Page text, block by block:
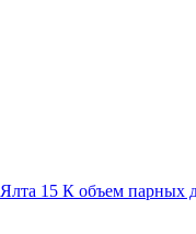
Ялта 15 К объем парных